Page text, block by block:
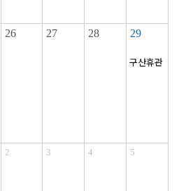
26 27 28 29
구산휴관
2 3 4 5